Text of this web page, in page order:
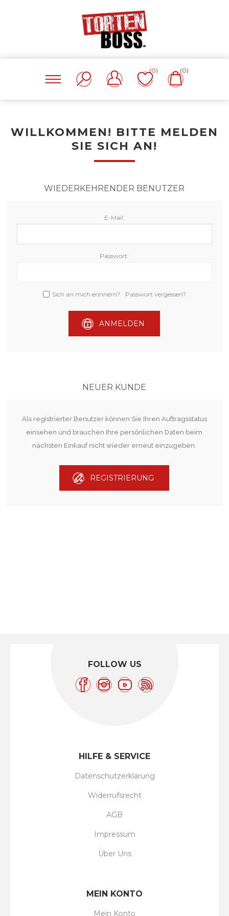
(0) (0)
WILLKOMMEN! BITTE MELDEN
SIE SICH AN!
WIEDERKEHRENDER BENUTZER
E-Mail:
Passwort:
Sich an mich erinnern? Passwort vergessen?
ANMELDEN
NEUER KUNDE
Als registrierter Benutzer können Sie Ihren Auftragsstatus
einsehen und brauchen Ihre persönlichen Daten beim
nächsten Einkauf nicht wieder erneut einzugeben.
REGISTRIERUNG
FOLLOW US
HILFE & SERVICE
Datenschutzerklärung
Widerrufsrecht
AGB
Impressum
Über Uns
MEIN KONTO
Mein Konto